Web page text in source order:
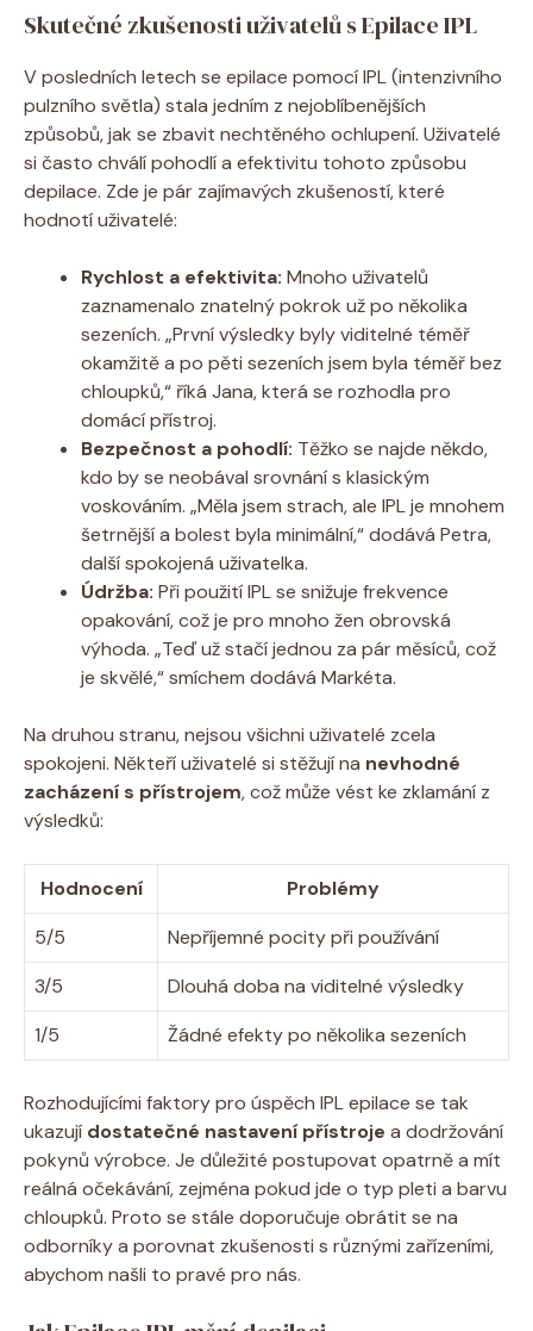
Skutečné zkušenosti uživatelů s Epilace IPL
V posledních letech se epilace pomocí IPL (intenzivního
pulzního světla) stala jedním z nejoblíbenějších
způsobů, jak se zbavit nechtěného ochlupení. Uživatelé
si často chválí pohodlí a efektivitu tohoto způsobu
depilace. Zde je pár zajímavých zkušeností, které
hodnotí uživatelé:
Rychlost a efektivita: Mnoho uživatelů
zaznamenalo znatelný pokrok už po několika
sezeních. „První výsledky byly viditelné téměř
okamžitě a po pěti sezeních jsem byla téměř bez
chloupků,“ říká Jana, která se rozhodla pro
domácí přístroj.
Bezpečnost a pohodlí: Těžko se najde někdo,
kdo by se neobával srovnání s klasickým
voskováním. „Měla jsem strach, ale IPL je mnohem
šetrnější a bolest byla minimální,“ dodává Petra,
další spokojená uživatelka.
Údržba: Při použití IPL se snižuje frekvence
opakování, což je pro mnoho žen obrovská
výhoda. „Teď už stačí jednou za pár měsíců, což
je skvělé,“ smíchem dodává Markéta.
Na druhou stranu, nejsou všichni uživatelé zcela
spokojeni. Někteří uživatelé si stěžují na nevhodné
zacházení s přístrojem, což může vést ke zklamání z
výsledků:
Hodnocení
Problémy
5/5
Nepříjemné pocity při používání
3/5
Dlouhá doba na viditelné výsledky
1/5
Žádné efekty po několika sezeních
Rozhodujícími faktory pro úspěch IPL epilace se tak
ukazují dostatečné nastavení přístroje a dodržování
pokynů výrobce. Je důležité postupovat opatrně a mít
reálná očekávání, zejména pokud jde o typ pleti a barvu
chloupků. Proto se stále doporučuje obrátit se na
odborníky a porovnat zkušenosti s různými zařízeními,
abychom našli to pravé pro nás.